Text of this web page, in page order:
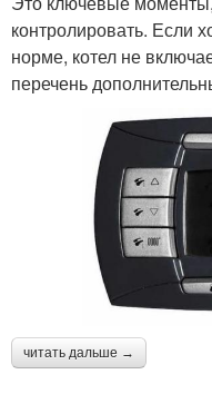
контролировать. Если
норме, котел не
перечень
читать дальше →